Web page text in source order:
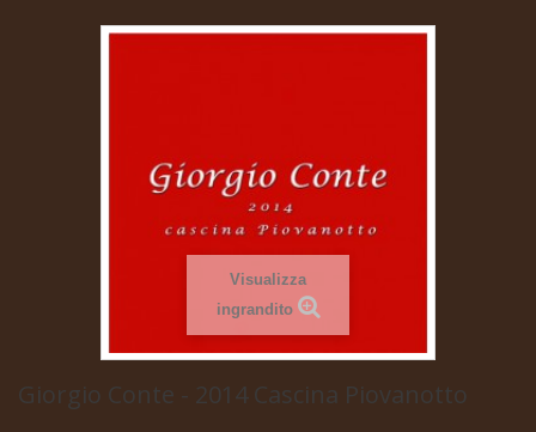
Visualizza
ingrandito
Giorgio Conte - 2014 Cascina Piovanotto